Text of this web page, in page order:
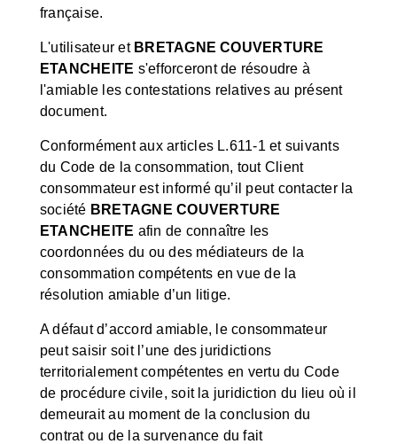
française.
L'utilisateur et BRETAGNE COUVERTURE
ETANCHEITE s'efforceront de résoudre à
l'amiable les contestations relatives au présent
document.
Conformément aux articles L.611-1 et suivants
du Code de la consommation, tout Client
consommateur est informé qu’il peut contacter la
société BRETAGNE COUVERTURE
ETANCHEITE afin de connaître les
coordonnées du ou des médiateurs de la
consommation compétents en vue de la
résolution amiable d’un litige.
A défaut d’accord amiable, le consommateur
peut saisir soit l’une des juridictions
territorialement compétentes en vertu du Code
de procédure civile, soit la juridiction du lieu où il
demeurait au moment de la conclusion du
contrat ou de la survenance du fait